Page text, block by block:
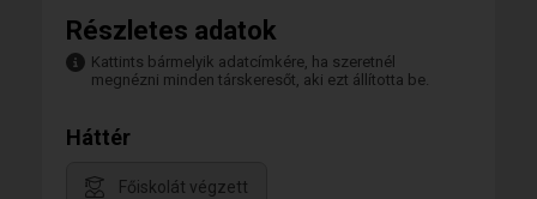
Részletes adatok
Kattints bármelyik adatcímkére, ha szeretnél
megnézni minden társkeresőt, aki ezt állította be.
Háttér
Főiskolát végzett